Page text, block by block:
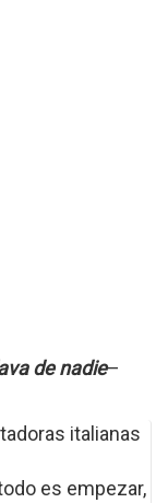
de nadie–
italianas
es empezar,